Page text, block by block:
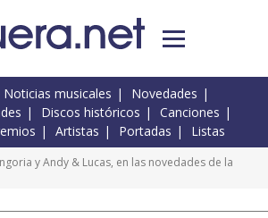
Noticias musicales
Novedades
Discos históricos
Canciones
Artistas Portadas Listas
y Andy & Lucas, en las novedades de la